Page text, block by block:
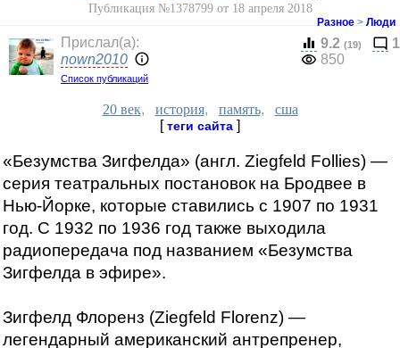
Публикация №1378799 от 18 апреля 2018
Разное > Люди
Прислал(a):
nown2010
Список публикаций
9.2 (19)
1
850
20 век, история, память, сша
[теги сайта ]
«Безумства Зигфелда» (англ. Ziegfeld Follies) —
серия театральных постановок на Бродвее в
Нью-Йорке, которые ставились с 1907 по 1931
год. С 1932 по 1936 год также выходила
радиопередача под названием «Безумства
Зигфелда в эфире».
Зигфелд Флоренз (Ziegfeld Florenz) —
легендарный американский антрепренер,